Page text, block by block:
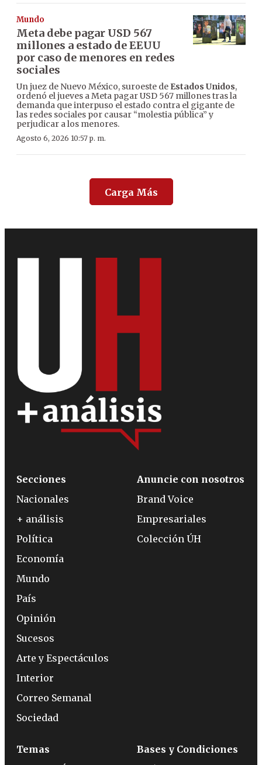
Mundo
Meta debe pagar USD 567
millones a estado de EEUU
por caso de menores en redes
sociales
Un juez de Nuevo México, suroeste de Estados Unidos,
ordenó el jueves a Meta pagar USD 567 millones tras la
demanda que interpuso el estado contra el gigante de
las redes sociales por causar “molestia pública” y
perjudicar a los menores.
Agosto 6, 2026 10:57 p. m.
Carga Más
Secciones
Nacionales
+ análisis
Política
Economía
Mundo
País
Opinión
Sucesos
Arte y Espectáculos
Interior
Correo Semanal
Sociedad
Anuncie con nosotros
Brand Voice
Empresariales
Colección ÚH
Temas
Bases y Condiciones